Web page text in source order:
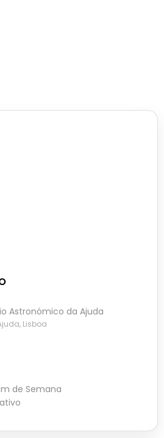
Astronómico da Ajuda
Lisboa
de Semana